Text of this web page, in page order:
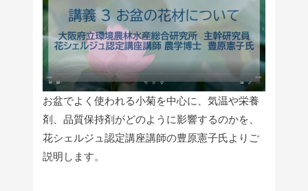
お盆でよく使われる小菊を中心に、気温や栄養
剤、品質保持剤がどのように影響するのかを、
花シェルジュ認定講座講師の豊原憲子氏よりご
説明します。